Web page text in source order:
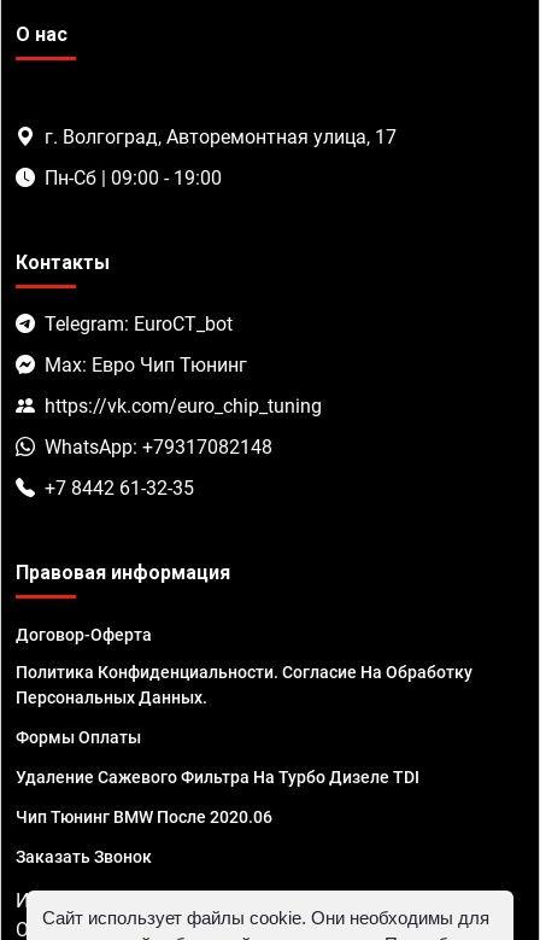
О нас
г. Волгоград, Авторемонтная улица, 17
Пн-Сб | 09:00 - 19:00
Контакты
Telegram: EuroCT_bot
Max: Евро Чип Тюнинг
https://vk.com/euro_chip_tuning
WhatsApp: +79317082148
+7 8442 61-32-35
Правовая информация
Договор-Оферта
Политика Конфиденциальности. Согласие На Обработку
Персональных Данных.
Формы Оплаты
Удаление Сажевого Фильтра На Турбо Дизеле TDI
Чип Тюнинг BMW После 2020.06
Заказать Звонок
ИП Смирнов Георгий Павлович. ИНН 781302555843,
ОГРНИП 324470400032610
Сайт использует файлы cookie. Они необходимы для